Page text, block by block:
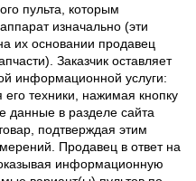
пульта, которым
изначально (эти
их основании продавец
Заказчик оставляет
информационной услуги:
техники, нажимая кнопку
данные в разделе сайта
подтверждая этим
Продавец в ответ на
оказывая информационную